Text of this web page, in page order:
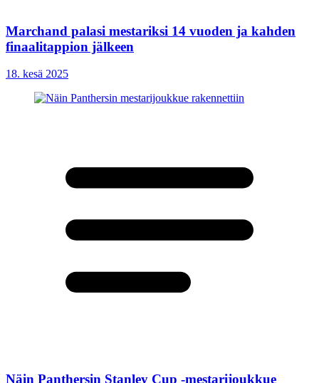
Marchand palasi mestariksi 14 vuoden ja kahden
finaalitappion jälkeen
18. kesä 2025
Näin Panthersin Stanley Cup -mestarijoukkue